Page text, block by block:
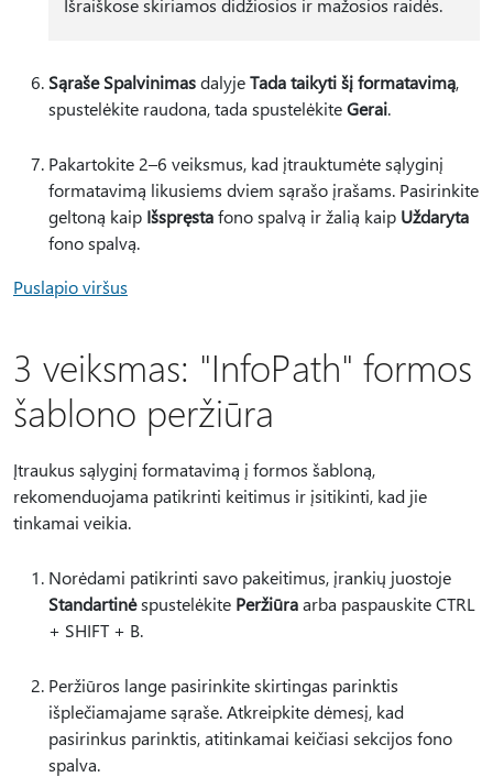
Išraiškose skiriamos didžiosios ir mažosios raidės.
Sąraše SpalvinimasdalyjeTada taikyti šį formatavimą,
spustelėkite raudona, tada spustelėkiteGerai.
Pakartokite 2–6 veiksmus, kad įtrauktumėte sąlyginį
formatavimą likusiems dviem sąrašo įrašams. Pasirinkite
geltoną kaip Išspręstafono spalvą ir žalią kaip Uždaryta
fono spalvą.
Puslapio viršus
3 veiksmas: "InfoPath" formos
šablono peržiūra
Įtraukus sąlyginį formatavimą į formos šabloną,
rekomenduojama patikrinti keitimus ir įsitikinti, kad jie
tinkamai veikia.
Norėdami patikrinti savo pakeitimus, įrankių juostoje
Standartinėspustelėkite Peržiūraarba paspauskite CTRL
+ SHIFT + B.
Peržiūros lange pasirinkite skirtingas parinktis
išplečiamajame sąraše. Atkreipkite dėmesį, kad
pasirinkus parinktis, atitinkamai keičiasi sekcijos fono
spalva.